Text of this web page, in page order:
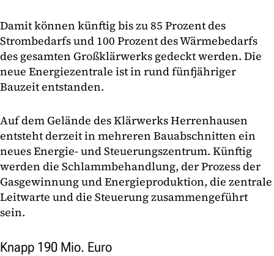
Damit können künftig bis zu 85 Prozent des
Strombedarfs und 100 Prozent des Wärmebedarfs
des gesamten Großklärwerks gedeckt werden. Die
neue Energiezentrale ist in rund fünfjähriger
Bauzeit entstanden.
Auf dem Gelände des Klärwerks Herrenhausen
entsteht derzeit in mehreren Bauabschnitten ein
neues Energie- und Steuerungszentrum. Künftig
werden die Schlammbehandlung, der Prozess der
Gasgewinnung und Energieproduktion, die zentrale
Leitwarte und die Steuerung zusammengeführt
sein.
Knapp 190 Mio. Euro